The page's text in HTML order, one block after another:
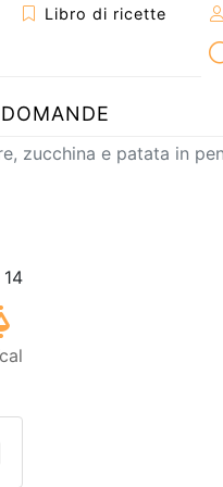
Libro di ricette
DOMANDE
zucchina e patata in
ad un
l'autore